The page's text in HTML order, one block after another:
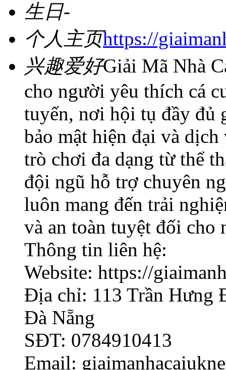
生日-
个人主页https://
兴趣爱好Giải Mã Nhà
cho người yêu thích cá
tuyến, nơi hội tụ đầy đủ
bảo mật hiện đại và
trò chơi đa dạng từ thể
đội ngũ hỗ trợ chuyên
luôn mang đến trải
và an toàn tuyệt đối cho
Thông tin liên hệ:
Website: https://
Địa chỉ: 113 Trần Hưng
Đà Nẵng
SĐT: 0784910413
Email: